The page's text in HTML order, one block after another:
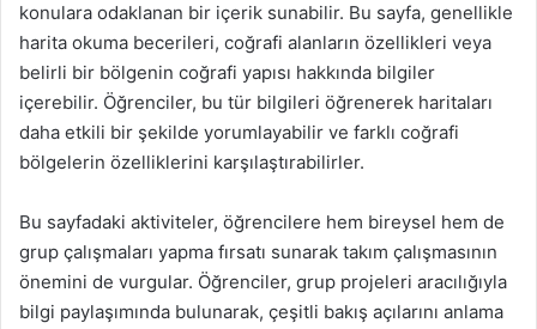
konulara odaklanan bir içerik sunabilir. Bu sayfa, genellikle
harita okuma becerileri, coğrafi alanların özellikleri veya
belirli bir bölgenin coğrafi yapısı hakkında bilgiler
içerebilir. Öğrenciler, bu tür bilgileri öğrenerek haritaları
daha etkili bir şekilde yorumlayabilir ve farklı coğrafi
bölgelerin özelliklerini karşılaştırabilirler.
Bu sayfadaki aktiviteler, öğrencilere hem bireysel hem de
grup çalışmaları yapma fırsatı sunarak takım çalışmasının
önemini de vurgular. Öğrenciler, grup projeleri aracılığıyla
bilgi paylaşımında bulunarak, çeşitli bakış açılarını anlama